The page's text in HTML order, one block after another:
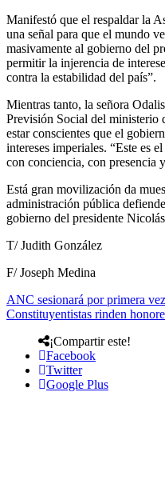
Manifestó que el respaldar la
una señal para que el mundo
masivamente al gobierno del
permitir la injerencia de
contra la estabilidad del país”.
Mientras tanto, la señora
Previsión Social del ministerio
estar conscientes que el
intereses imperiales. “Este es
con conciencia, con presencia
Está gran movilización da
administración pública
gobierno del presidente
T/ Judith González
F/ Joseph Medina
ANC sesionará por primera
Constituyentistas rinden
¡Compartir este!
Facebook
Twitter
Google Plus